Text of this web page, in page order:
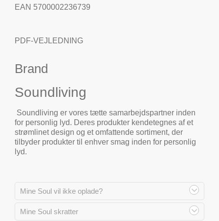
EAN 5700002236739
PDF-VEJLEDNING
Brand
Soundliving
Soundliving er vores tætte samarbejdspartner inden
for personlig lyd. Deres produkter kendetegnes af et
strømlinet design og et omfattende sortiment, der
tilbyder produkter til enhver smag inden for personlig
lyd.
Mine Soul vil ikke oplade?
Mine Soul skratter